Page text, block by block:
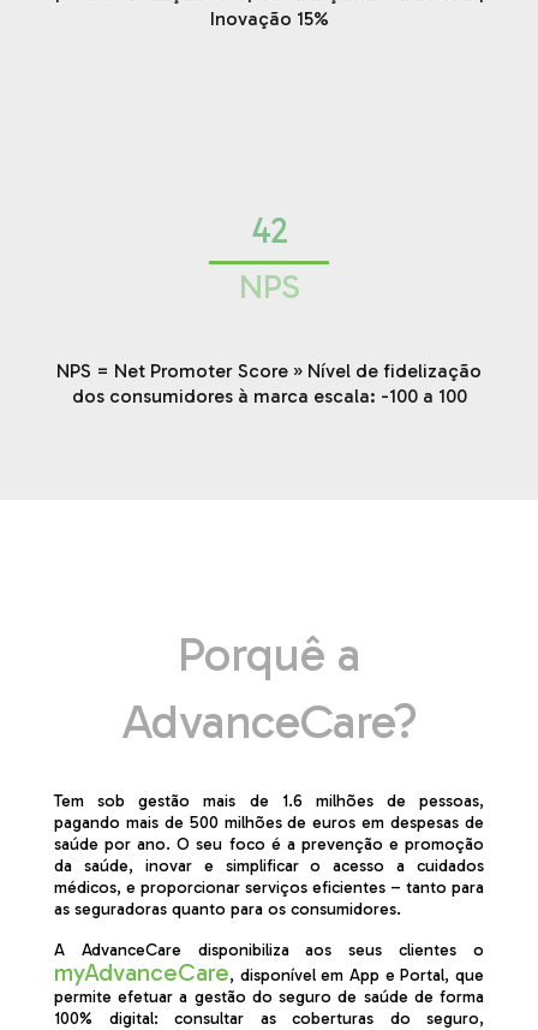
Inovação 15%
42
NPS
NPS = Net Promoter Score » Nível de fidelização
dos consumidores à marca escala: -100 a 100
Porquê a
AdvanceCare?
Tem sob gestão mais de 1.6 milhões de pessoas,
pagando mais de 500 milhões de euros em despesas de
saúde por ano. O seu foco é a prevenção e promoção
da saúde, inovar e simplificar o acesso a cuidados
médicos, e proporcionar serviços eficientes – tanto para
as seguradoras quanto para os consumidores.
A AdvanceCare disponibiliza aos seus clientes o
myAdvanceCare, disponível em App e Portal, que
permite efetuar a gestão do seguro de saúde de forma
100% digital: consultar as coberturas do seguro,